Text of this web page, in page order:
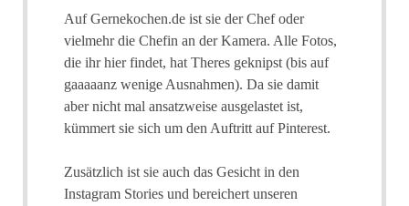
Auf Gernekochen.de ist sie der Chef oder
vielmehr die Chefin an der Kamera. Alle Fotos,
die ihr hier findet, hat Theres geknipst (bis auf
gaaaaanz wenige Ausnahmen). Da sie damit
aber nicht mal ansatzweise ausgelastet ist,
kümmert sie sich um den Auftritt auf Pinterest.
Zusätzlich ist sie auch das Gesicht in den
Instagram Stories und bereichert unseren